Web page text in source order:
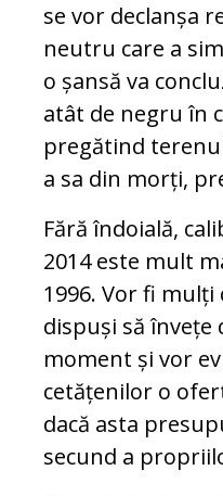
se vor declanșa
neutru care a
o șansă va
atât de negru în
pregătind
a sa din morți,
Fără îndoială,
2014 este mult
1996. Vor fi mulți
dispuși să în­vețe
moment și vor
cetățenilor o
dacă asta
secund a